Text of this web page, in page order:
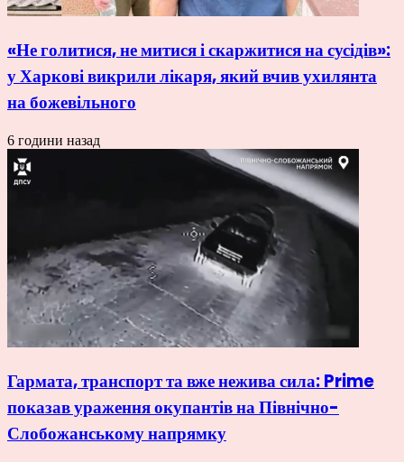
«Не голитися, не митися і скаржитися на сусідів»:
у Харкові викрили лікаря, який вчив ухилянта
на божевільного
6 години назад
Гармата, транспорт та вже нежива сила: Prime
показав ураження окупантів на Північно-
Слобожанському напрямку